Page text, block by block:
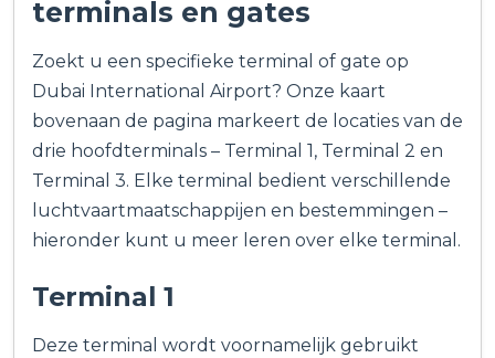
terminals en gates
Zoekt u een specifieke terminal of gate op
Dubai International Airport? Onze kaart
bovenaan de pagina markeert de locaties van de
drie hoofdterminals – Terminal 1, Terminal 2 en
Terminal 3. Elke terminal bedient verschillende
luchtvaartmaatschappijen en bestemmingen –
hieronder kunt u meer leren over elke terminal.
Terminal 1
Deze terminal wordt voornamelijk gebruikt